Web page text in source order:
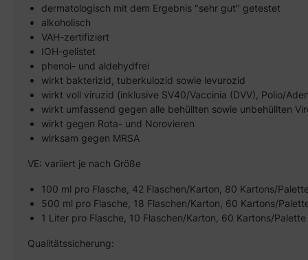
dermatologisch mit dem Ergebnis "sehr gut" getestet
alkoholisch
VAH-zertifiziert
IOH-gelistet
phenol- und aldehydfrei
wirkt bakterizid, tuberkulozid sowie levurozid
wirkt voll viruzid (inklusive SV40/Vaccinia (DVV), Polio/
wirkt umfassend gegen alle behüllten sowie unbehüllten
wirkt gegen Rota- und Norovieren
wirksam gegen MRSA
VE: variiert je nach Größe
100 ml pro Flasche, 42 Flaschen/Karton, 80 Kartons/
500 ml pro Flasche, 18 Flaschen/Karton, 60 Kartons/
1 Liter pro Flasche, 10 Flaschen/Karton, 60 Kartons/Palette
Qualitätssicherung: